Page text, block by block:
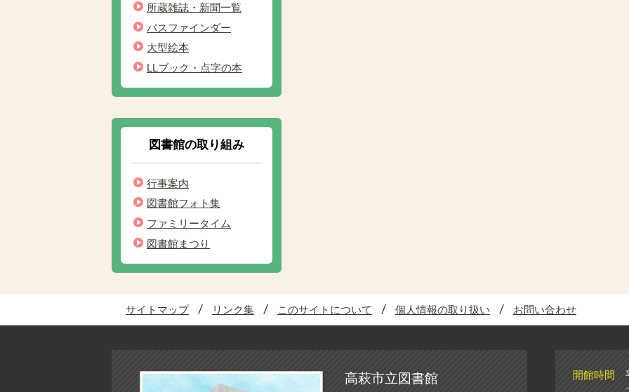
所蔵雑誌・新聞一覧
パスファインダー
大型絵本
LLブック・点字の本
図書館の取り組み
行事案内
図書館フォト集
ファミリータイム
図書館まつり
サイトマップ リンク集 このサイトについて 個人情報の取り扱い お問い合わせ
高萩市立図書館 開館時間